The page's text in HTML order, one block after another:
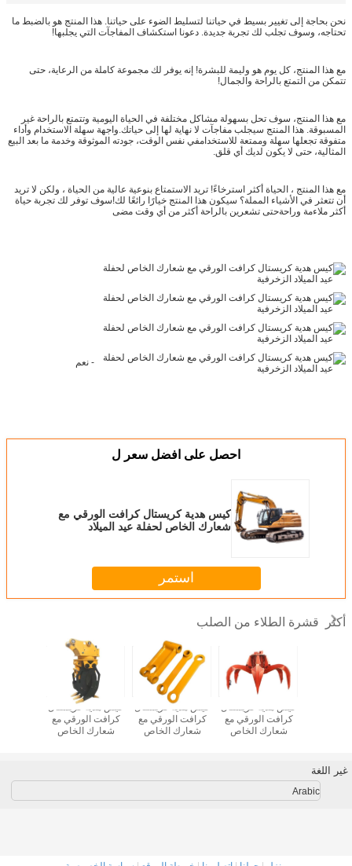
نحن بحاجة إلى تغيير بسيط في حياتنا لتسليط الضوء على حياتنا. هذا المنتج هو بالضبط ما
تحتاجه، وسوف تجلب لك تجربة جديدة. دعونا استكشاف المفاجآت التي يجلبها!
مع هذا المنتج، كل يوم هو وليمة للبشرة! إنه يوفر لك مجموعة كاملة من الرعاية، حتى
تتمكن من التمتع بالراحة والجمال!
مع هذا المنتج، سوف تحل بسهولة مشاكل مختلفة في الحياة اليومية وتتمتع بالراحة غير
المسبوقة. هذا المنتج سيجلب مفاجآت لا نهاية لها إلى حياتك.واجهة سهلة الاستخدام وأداء
متفوقة تجعلها سهلة وممتعة للاستخدامفي نفس الوقت، جودته الموثوقة وخدمة ما بعد البيع
المثالية، حتى لا يكون لديك أي قلق.
مع هذا المنتج ، الحياة أكثر استرخاءً! تريد الاستمتاع بنوعية عالية من الحياة ، ولكن لا تريد
أن تتعثر في الأشياء المملة؟ سيكون هذا المنتج خيارًا رائعًا لك!سوف توفر لك تجربة حياة
أكثر ملاءمة وراحةحتى تشعرين بالراحة أكثر من أي وقت مضى
- نعم
احصل على افضل سعر ل
كيس هدية كريستال كرافت الورقي مع
شعارك الخاص لحفلة عيد الميلاد
استمر
أكثر قشرة الطلاء من الصلب
كيس هدية كريستال
كرافت الورقي مع
شعارك الخاص
كيس هدية كريستال
كرافت الورقي مع
شعارك الخاص
كيس هدية كريستال
كرافت الورقي مع
شعارك الخاص
غير اللغة
Arabic